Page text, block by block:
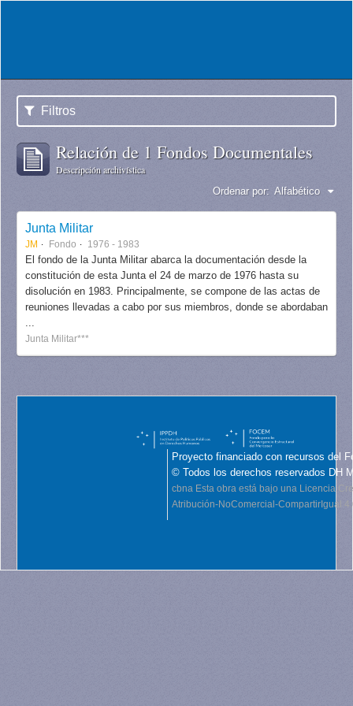
Filtros
Relación de 1 Fondos Documentales
Descripción archivística
Ordenar por: Alfabético
Junta Militar
JM Fondo 1976 - 1983
El fondo de la Junta Militar abarca la documentación desde la
constitución de esta Junta el 24 de marzo de 1976 hasta su
disolución en 1983. Principalmente, se compone de las actas de
reuniones llevadas a cabo por sus miembros, donde se abordaban
...
Junta Militar***
Proyecto financiado con recursos del
© Todos los derechos reservados DH
cbna Esta obra está bajo una Licencia
Atribución-NoComercial-CompartirIgual